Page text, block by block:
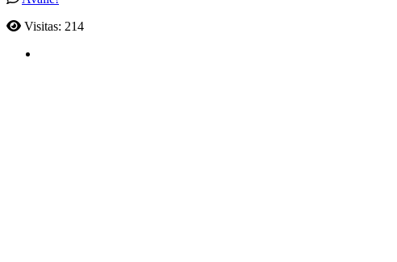
Visitas: 214